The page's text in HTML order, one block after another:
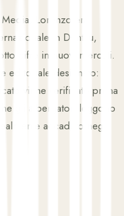
Lorenzo era
in Dentsu,
cifre in nuovi mercati.
editoriale designato:
viene verificato prima
gli albergatori leggono
accaduto negli